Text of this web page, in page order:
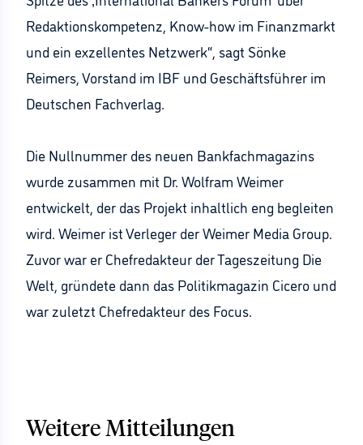
Redaktionskompetenz, Know-how im Finanzmarkt
und ein exzellentes Netzwerk“, sagt Sönke
Reimers, Vorstand im IBF und Geschäftsführer im
Deutschen Fachverlag.
Die Nullnummer des neuen Bankfachmagazins
wurde zusammen mit Dr. Wolfram Weimer
entwickelt, der das Projekt inhaltlich eng begleiten
wird. Weimer ist Verleger der Weimer Media Group.
Zuvor war er Chefredakteur der Tageszeitung Die
Welt, gründete dann das Politikmagazin Cicero und
war zuletzt Chefredakteur des Focus.
Weitere Mitteilungen